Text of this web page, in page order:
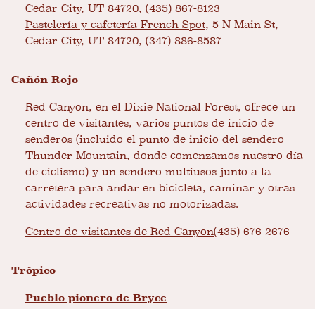
Cedar City, UT 84720, (435) 867-8123
Pastelería y cafetería French Spot, 5 N Main St,
Cedar City, UT 84720, (347) 886-8587
Cañón Rojo
Red Canyon, en el Dixie National Forest, ofrece un
centro de visitantes, varios puntos de inicio de
senderos (incluido el punto de inicio del sendero
Thunder Mountain, donde comenzamos nuestro día
de ciclismo) y un sendero multiusos junto a la
carretera para andar en bicicleta, caminar y otras
actividades recreativas no motorizadas.
Centro de visitantes de Red Canyon(435) 676-2676
Trópico
Pueblo pionero de Bryce